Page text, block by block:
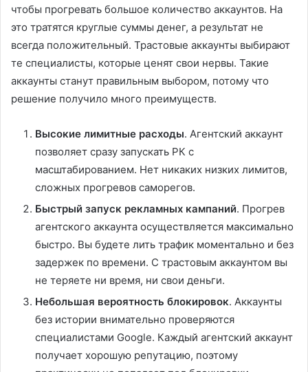
чтобы прогревать большое количество аккаунтов. На
это тратятся круглые суммы денег, а результат не
всегда положительный. Трастовые аккаунты выбирают
те специалисты, которые ценят свои нервы. Такие
аккаунты станут правильным выбором, потому что
решение получило много преимуществ.
Высокие лимитные расходы. Агентский аккаунт
позволяет сразу запускать РК с
масштабированием. Нет никаких низких лимитов,
сложных прогревов саморегов.
Быстрый запуск рекламных кампаний. Прогрев
агентского аккаунта осуществляется максимально
быстро. Вы будете лить трафик моментально и без
задержек по времени. С трастовым аккаунтом вы
не теряете ни время, ни свои деньги.
Небольшая вероятность блокировок. Аккаунты
без истории внимательно проверяются
специалистами Google. Каждый агентский аккаунт
получает хорошую репутацию, поэтому